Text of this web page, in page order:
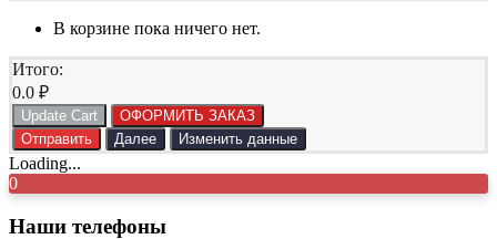
В корзине пока ничего нет.
Итого:
0.0 ₽
Update Cart
ОФОРМИТЬ ЗАКАЗ
Отправить
Далее Изменить данные
Loading...
0
Наши телефоны